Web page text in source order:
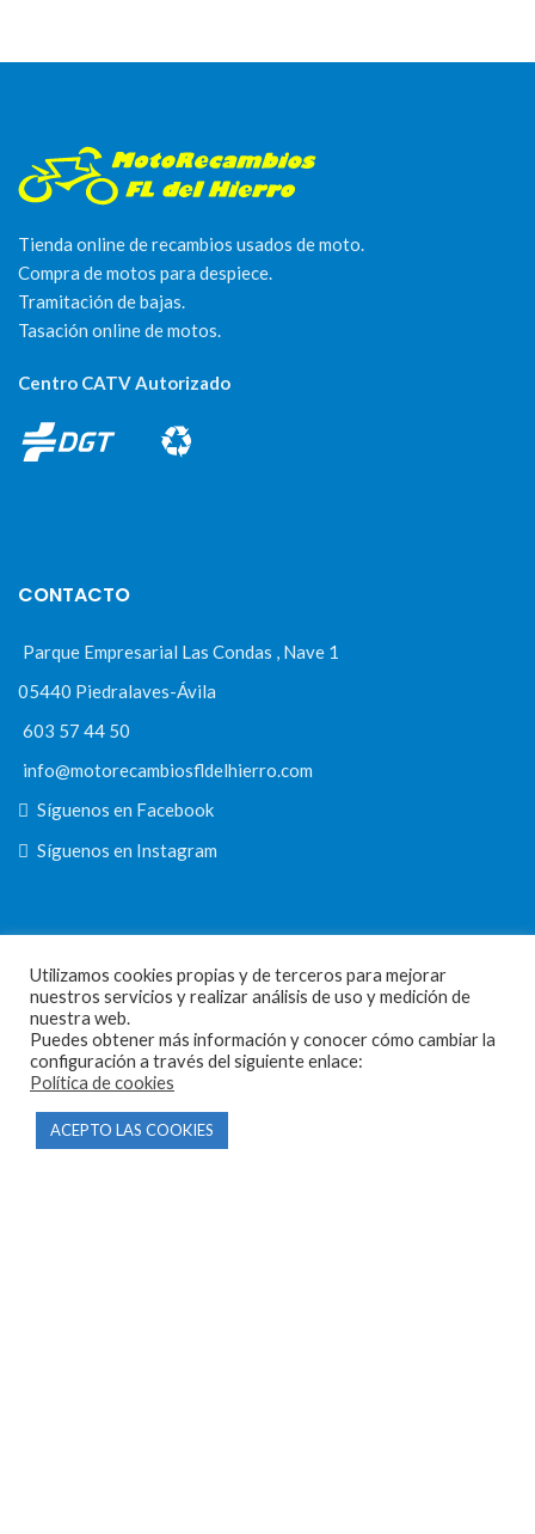
Tienda online de recambios usados de moto.
Compra de motos para despiece.
Tramitación de bajas.
Tasación online de motos.
Centro CATV Autorizado
CONTACTO
Parque Empresarial Las Condas , Nave 1
05440 Piedralaves-Ávila
603 57 44 50
info@motorecambiosfldelhierro.com
Síguenos en Facebook
Síguenos en Instagram
Inicio
Tienda
Tasamos tu moto
Contacto
Utilizamos cookies propias y de terceros para mejorar
nuestros servicios y realizar análisis de uso y medición de
nuestra web.
Puedes obtener más información y conocer cómo cambiar la
configuración a través del siguiente enlace:
Política de cookies
ACEPTO LAS COOKIES